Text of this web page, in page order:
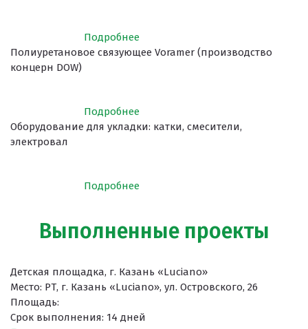
Подробнее
Полиуретановое связующее Voramer (производство
концерн DOW)
Подробнее
Оборудование для укладки: катки, смесители,
электровал
Подробнее
Выполненные проекты
Детская площадка, г. Казань «Luciano»
Место: РТ, г. Казань «Luciano», ул. Островского, 26
Площадь:
Срок выполнения: 14 дней